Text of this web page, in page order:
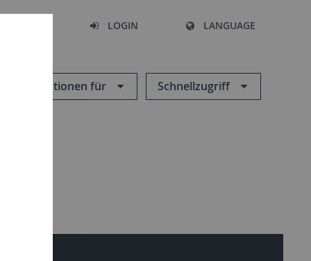
LOGIN LANGUAGE
Informationen für Schnellzugriff